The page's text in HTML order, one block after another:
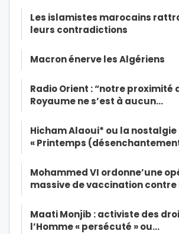
Les islamistes marocains
leurs contradictions
Macron énerve les Algériens
Radio Orient : “notre proximité
Royaume ne s’est à aucun…
Hicham Alaoui* ou la nostalgie
« Printemps
Mohammed VI ordonne’une
massive de vaccination
Maati Monjib : activiste des
l’Homme « persécuté » ou…